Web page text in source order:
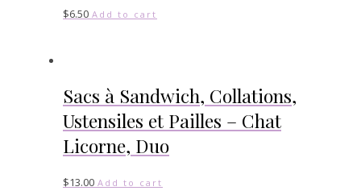
$6.50 Add to cart
Sacs à Sandwich, Collations,
Ustensiles et Pailles – Chat
Licorne, Duo
$13.00 Add to cart